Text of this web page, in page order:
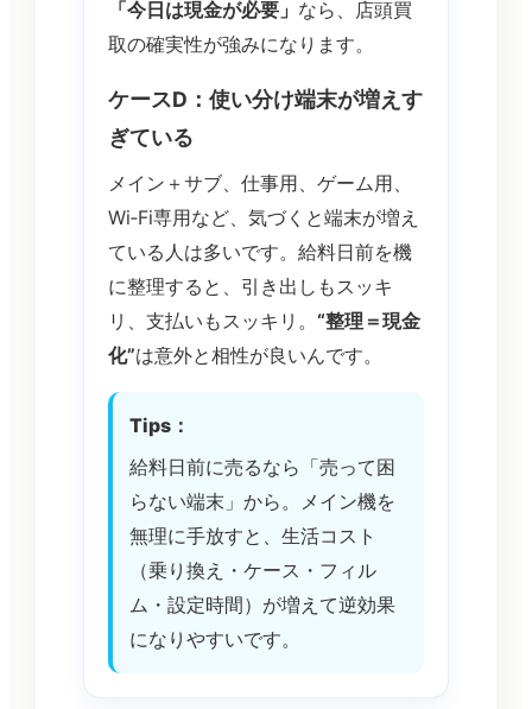
「今日は現金が必要」 なら、店頭買
取の確実性が強みになります。
ケースD：使い分け端末が増えす
ぎている
メイン＋サブ、仕事用、ゲーム用、
Wi‑Fi専用など、気づくと端末が増え
ている人は多いです。給料日前を機
に整理すると、引き出しもスッキ
リ、支払いもスッキリ。 “整理＝現金
化”は意外と相性が良いんです。
Tips：
給料日前に売るなら「売って困
らない端末」から。メイン機を
無理に手放すと、生活コスト
（乗り換え・ケース・フィル
ム・設定時間）が増えて逆効果
になりやすいです。